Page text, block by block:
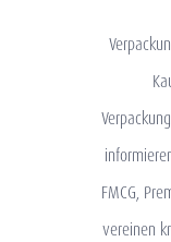
FMCG,
vereinen